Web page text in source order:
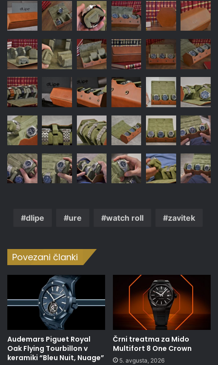
dlipe ure watch roll zavitek
Povezani članki
Audemars Piguet Royal
Oak Flying Tourbillon v
keramiki “Bleu Nuit, Nuage”
Črni treatma za Mido
Multifort 8 One Crown
5. avgusta, 2026